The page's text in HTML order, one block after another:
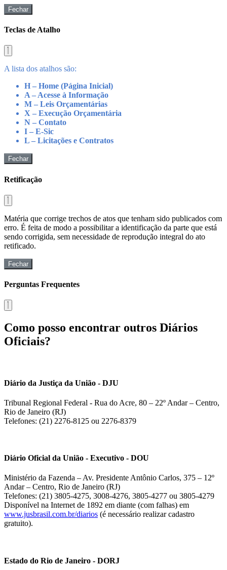
Fechar
Teclas de Atalho
A lista dos atalhos são:
H – Home (Página Inicial)
A – Acesse à Informação
M – Leis Orçamentárias
X – Execução Orçamentária
N – Contato
I – E-Sic
L – Licitações e Contratos
Fechar
Retificação
Matéria que corrige trechos de atos que tenham sido publicados com
erro. É feita de modo a possibilitar a identificação da parte que está
sendo corrigida, sem necessidade de reprodução integral do ato
retificado.
Fechar
Perguntas Frequentes
Como posso encontrar outros Diários
Oficiais?
Diário da Justiça da União - DJU
Tribunal Regional Federal - Rua do Acre, 80 – 22º Andar – Centro,
Rio de Janeiro (RJ)
Telefones: (21) 2276-8125 ou 2276-8379
Diário Oficial da União - Executivo - DOU
Ministério da Fazenda – Av. Presidente Antônio Carlos, 375 – 12º
Andar – Centro, Rio de Janeiro (RJ)
Telefones: (21) 3805-4275, 3008-4276, 3805-4277 ou 3805-4279
Disponível na Internet de 1892 em diante (com falhas) em
www.jusbrasil.com.br/diarios (é necessário realizar cadastro
gratuito).
Estado do Rio de Janeiro - DORJ